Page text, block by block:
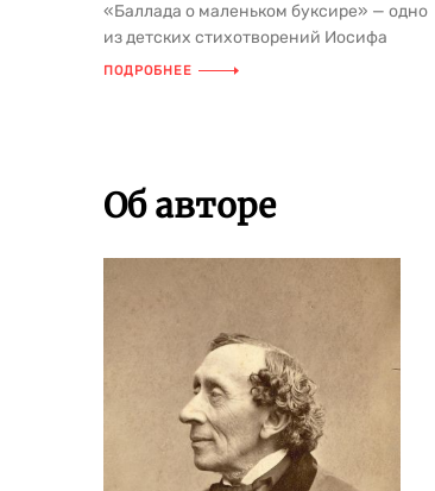
«Баллада о маленьком буксире» — одно
из детских стихотворений Иосифа
Бродского, ставшее благодаря пу...
ПОДРОБНЕЕ
Об авторе